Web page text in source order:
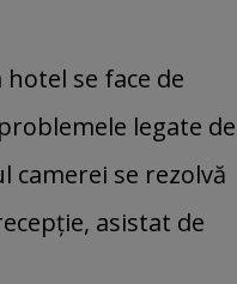
se face de
legate de
camerei se rezolvă
asistat de